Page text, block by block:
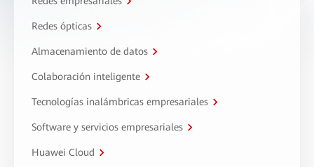
Redes ópticas
Almacenamiento de datos
Colaboración inteligente
Tecnologías inalámbricas empresariales
Software y servicios empresariales
Huawei Cloud